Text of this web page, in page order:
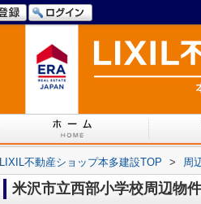
LIXIL不動産ショップ本多建設TOP > 周
米沢市立西部小学校周辺物件